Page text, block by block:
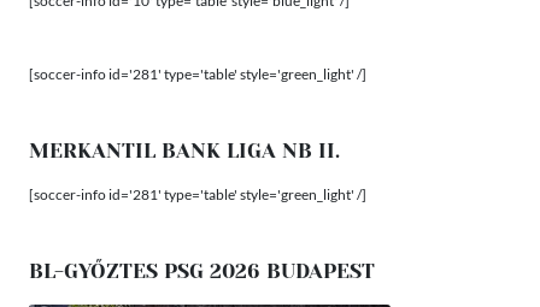
[soccer-info id='281' type='table' style='green_light' /]
MERKANTIL BANK LIGA NB II.
[soccer-info id='281' type='table' style='green_light' /]
BL-GYŐZTES PSG 2026 BUDAPEST